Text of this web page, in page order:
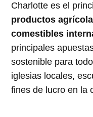
Charlotte es el
productos
comestibles
principales
sostenible para
iglesias locales,
fines de lucro en la